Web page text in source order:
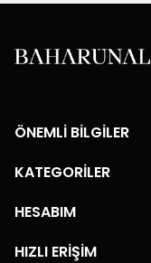
ÖNEMLİ BİLGİLER
KATEGORİLER
HESABIM
HIZLI ERİŞİM